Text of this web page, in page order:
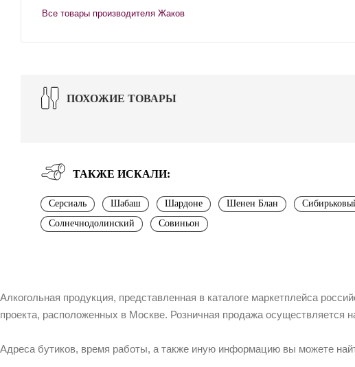
Все товары производителя Жаков
ПОХОЖИЕ ТОВАРЫ
ТАКЖЕ ИСКАЛИ:
Серсиаль Шабаш Шардоне Шенен Блан
Солнечнодолинский
Совиньон
Алкогольная продукция, представленная в каталоге маркетплейса
проекта, расположенных в Москве. Розничная продажа осуществляется
Адреса бутиков, время работы, а также иную информацию вы можете